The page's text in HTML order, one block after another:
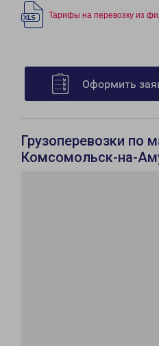
Тарифы на перевозку из
Оформить
Грузоперевозки по
Комсомольск-на-